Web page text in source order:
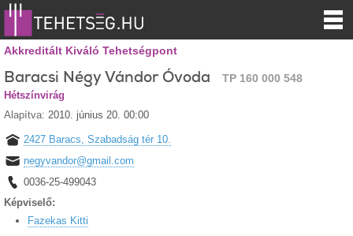
Akkreditált Kiváló Tehetségpont
Baracsi Négy Vándor Óvoda TP 160 000 548
Hétszínvirág
Alapítva: 2010. június 20. 00:00
2427 Baracs, Szabadság tér 10.
negyvandor@gmail.com
0036-25-499043
Képviselő:
Fazekas Kitti